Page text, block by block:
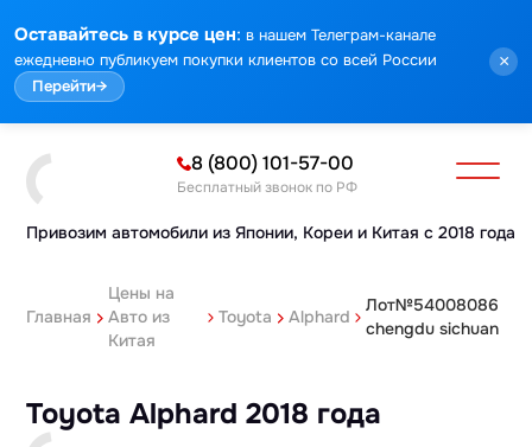
Оставайтесь в курсе цен: в нашем Телеграм-канале
ежедневно публикуем покупки клиентов со всей России
Перейти→
×
Привозим автомобили из Японии, Кореи и Китая с 2018 года
8 (800) 101-57-00
Бесплатный звонок по РФ
Главная
Цены на
Авто из
Китая
Toyota Alphard
Лот№54008086
chengdu sichuan
Toyota Alphard 2018 года